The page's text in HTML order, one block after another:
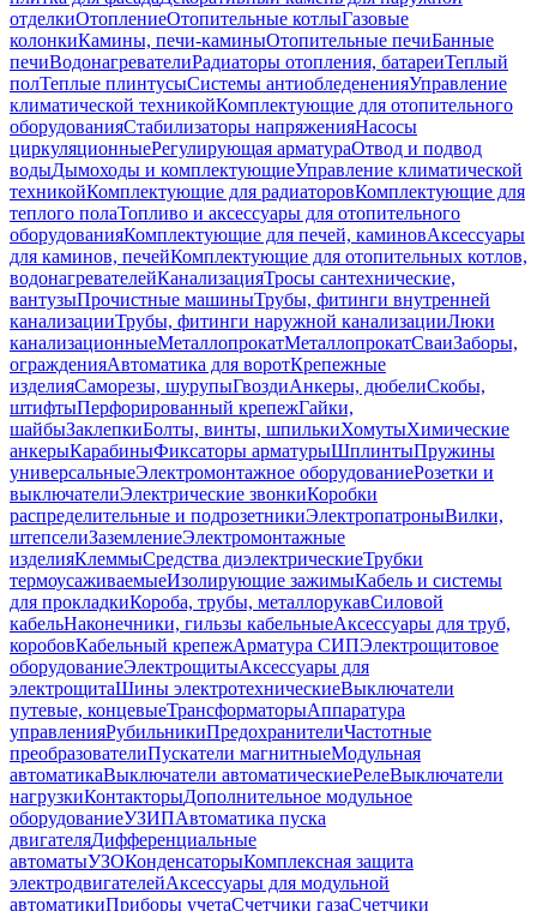
отделкиОтоплениеОтопительные котлыГазовые
колонкиКамины, печи-каминыОтопительные печиБанные
печиВодонагревателиРадиаторы отопления, батареиТеплый
полТеплые плинтусыСистемы антиобледененияУправление
климатической техникойКомплектующие для отопительного
оборудованияСтабилизаторы напряженияНасосы
циркуляционныеРегулирующая арматураОтвод и подвод
водыДымоходы и комплектующиеУправление климатической
техникойКомплектующие для радиаторовКомплектующие для
теплого полаТопливо и аксессуары для отопительного
оборудованияКомплектующие для печей, каминовАксессуары
для каминов, печейКомплектующие для отопительных котлов,
водонагревателейКанализацияТросы сантехнические,
вантузыПрочистные машиныТрубы, фитинги внутренней
канализацииТрубы, фитинги наружной канализацииЛюки
канализационныеМеталлопрокатМеталлопрокатСваиЗаборы,
огражденияАвтоматика для воротКрепежные
изделияСаморезы, шурупыГвоздиАнкеры, дюбелиСкобы,
штифтыПерфорированный крепежГайки,
шайбыЗаклепкиБолты, винты, шпилькиХомутыХимические
анкерыКарабиныФиксаторы арматурыШплинтыПружины
универсальныеЭлектромонтажное оборудованиеРозетки и
выключателиЭлектрические звонкиКоробки
распределительные и подрозетникиЭлектропатроныВилки,
штепселиЗаземлениеЭлектромонтажные
изделияКлеммыСредства диэлектрическиеТрубки
термоусаживаемыеИзолирующие зажимыКабель и системы
для прокладкиКороба, трубы, металлорукавСиловой
кабельНаконечники, гильзы кабельныеАксессуары для труб,
коробовКабельный крепежАрматура СИПЭлектрощитовое
оборудованиеЭлектрощитыАксессуары для
электрощитаШины электротехническиеВыключатели
путевые, концевыеТрансформаторыАппаратура
управленияРубильникиПредохранителиЧастотные
преобразователиПускатели магнитныеМодульная
автоматикаВыключатели автоматическиеРелеВыключатели
нагрузкиКонтакторыДополнительное модульное
оборудованиеУЗИПАвтоматика пуска
двигателяДифференциальные
автоматыУЗОКонденсаторыКомплексная защита
электродвигателейАксессуары для модульной
автоматикиПриборы учетаСчетчики газаСчетчики